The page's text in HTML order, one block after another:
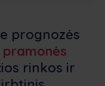
prognozės
rinkos ir